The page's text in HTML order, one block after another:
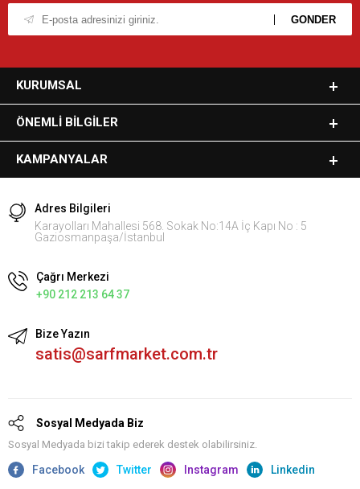
KURUMSAL
ÖNEMLI BILGILER
KAMPANYALAR
Adres Bilgileri
Karayolları Mahallesi 568. Sokak No:14A İç Kapı No : 5
Gaziosmanpaşa/İstanbul
Çağrı Merkezi
+90 212 213 64 37
Bize Yazın
satis@sarfmarket.com.tr
Sosyal Medyada Biz
Sosyal Medyada bizi takip ederek destek olabilirsiniz.
Facebook Twitter Instagram Linkedin